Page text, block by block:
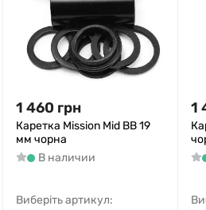
1 460 грн
Каретка Mission Mid BB 19
мм чорна
В наличии
Виберіть артикул:
1